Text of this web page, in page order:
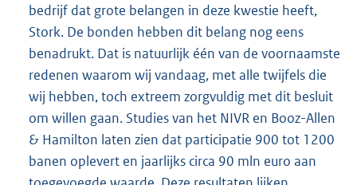
bedrijf dat grote belangen in deze kwestie heeft,
Stork. De bonden hebben dit belang nog eens
benadrukt. Dat is natuurlijk één van de voornaamste
redenen waarom wij vandaag, met alle twijfels die
wij hebben, toch extreem zorgvuldig met dit besluit
om willen gaan. Studies van het NIVR en Booz-Allen
& Hamilton laten zien dat participatie 900 tot 1200
banen oplevert en jaarlijks circa 90 mln euro aan